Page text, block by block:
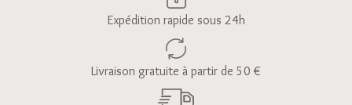
Expédition rapide sous 24h
Livraison gratuite à partir de 50 €